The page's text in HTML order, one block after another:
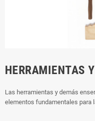
HERRAMIENTAS
Las herramientas y demás
elementos fundamentales para